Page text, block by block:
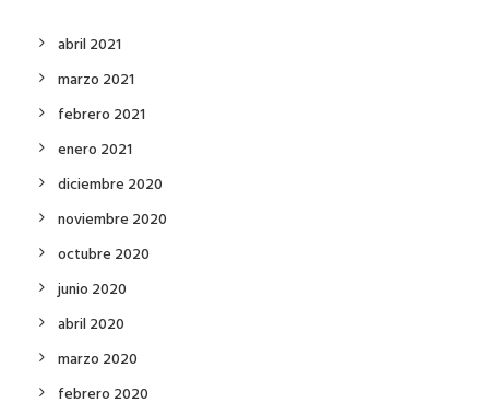
abril 2021
marzo 2021
febrero 2021
enero 2021
diciembre 2020
noviembre 2020
octubre 2020
junio 2020
abril 2020
marzo 2020
febrero 2020